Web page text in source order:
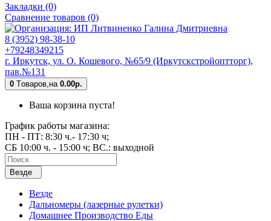
Закладки (0)
Сравнение товаров (0)
8 (3952) 98-38-10
+79248349215
г. Иркутск, ул. О. Кошевого, №65/9 (Иркутскстройоптторг),
пав.№131
0 Tоваров, на 0.00р.
Ваша корзина пуста!
График работы магазина:
ПН - ПТ: 8:30 ч.- 17:30 ч;
СБ 10:00 ч. - 15:00 ч; ВС.: выходной
Везде
Везде
Дальномеры (лазерные рулетки)
Домашнее Производство Еды